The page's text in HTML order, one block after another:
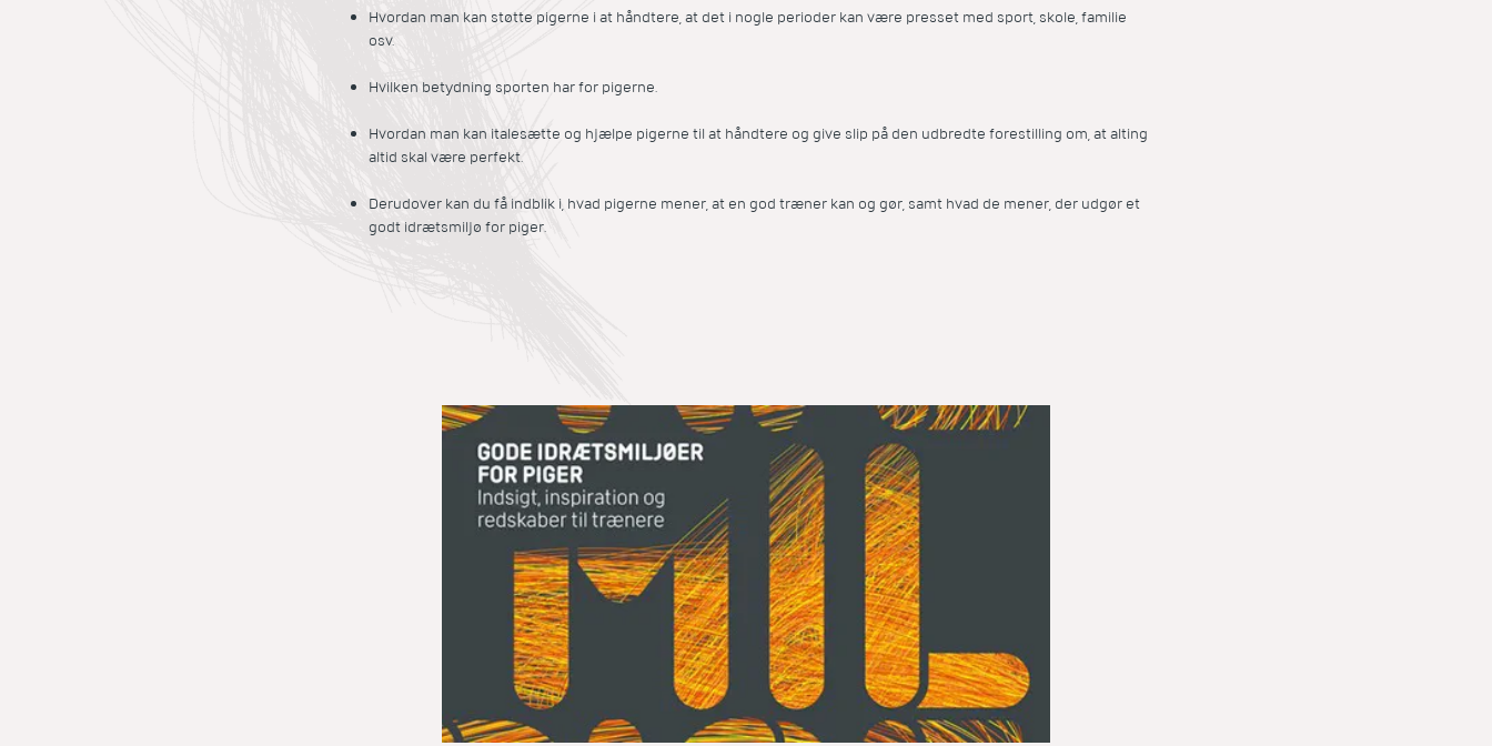
Hvordan man kan støtte pigerne i at håndtere, at det i nogle perioder kan være presset med sport, skole, familie
osv.
Hvilken betydning sporten har for pigerne.
Hvordan man kan italesætte og hjælpe pigerne til at håndtere og give slip på den udbredte forestilling om, at alting
altid skal være perfekt.
Derudover kan du få indblik i, hvad pigerne mener, at en god træner kan og gør, samt hvad de mener, der udgør et
godt idrætsmiljø for piger.